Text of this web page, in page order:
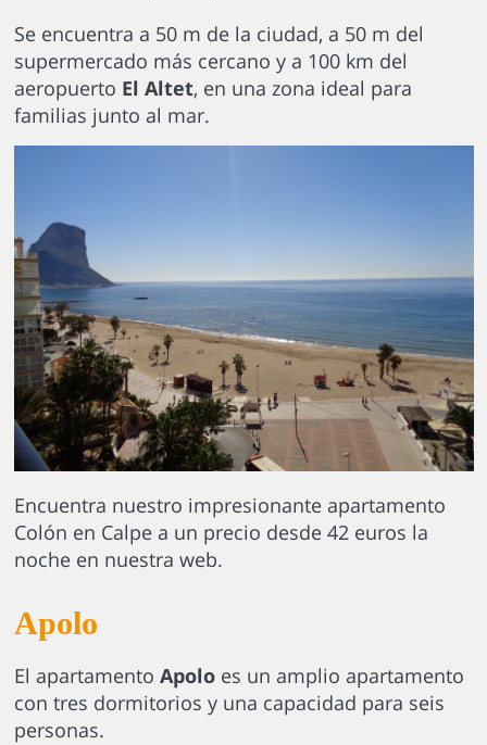
Se encuentra a 50 m de la ciudad, a 50 m del
supermercado más cercano y a 100 km del
aeropuerto El Altet, en una zona ideal para
familias junto al mar.
Encuentra nuestro impresionante apartamento
Colón en Calpe a un precio desde 42 euros la
noche en nuestra web.
Apolo
El apartamento Apolo es un amplio apartamento
con tres dormitorios y una capacidad para seis
personas.